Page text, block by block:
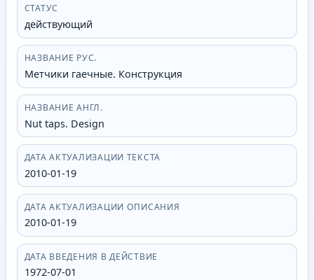
СТАТУС
действующий
НАЗВАНИЕ РУС.
Метчики гаечные. Конструкция
НАЗВАНИЕ АНГЛ.
Nut taps. Design
ДАТА АКТУАЛИЗАЦИИ ТЕКСТА
2010-01-19
ДАТА АКТУАЛИЗАЦИИ ОПИСАНИЯ
2010-01-19
ДАТА ВВЕДЕНИЯ В ДЕЙСТВИЕ
1972-07-01